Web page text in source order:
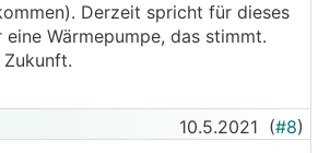
Derzeit spricht für dieses
Wärmepumpe, das stimmt.
10.5.2021 (#8)